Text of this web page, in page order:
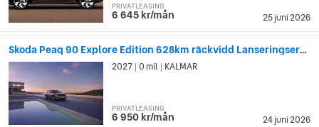
25 juni 2026
PRIVATLEASING
6 645 kr/mån
Skoda Peaq 90 Explore Edition 628km räckvidd Lanseringserbjudande*
24 juni 2026
2027 0 mil KALMAR
PRIVATLEASING
6 950 kr/mån